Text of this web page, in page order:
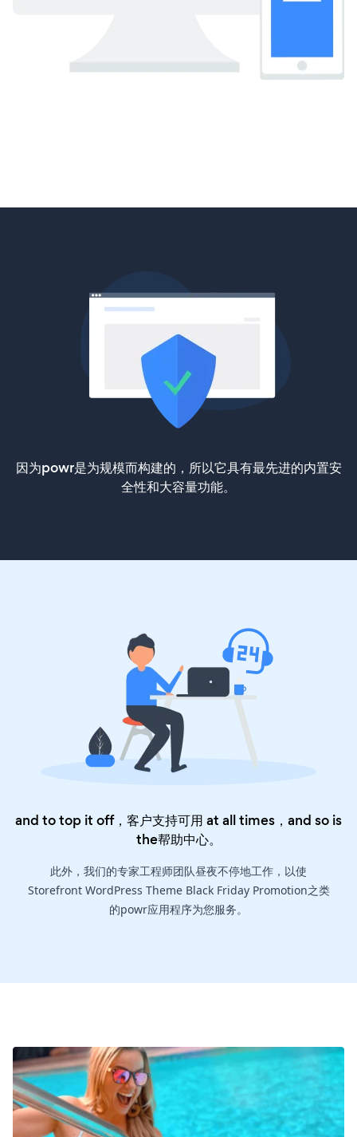
因为powr是为规模而构建的，所以它具有最先进的内置安
全性和大容量功能。
and to top it off，客户支持可用 at all times，and so is
the帮助中心。
此外，我们的专家工程师团队昼夜不停地工作，以使
Storefront WordPress Theme Black Friday Promotion之类
的powr应用程序为您服务。